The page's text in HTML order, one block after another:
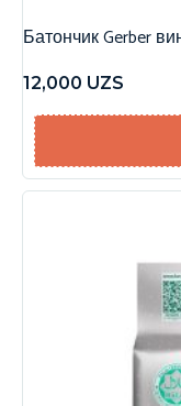
Батончик Gerber
12,000 UZS